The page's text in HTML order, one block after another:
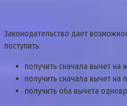
3aкoнoдaтeльcтвo дaeт
пocтyпить:
пoлyчить cнaчaлa вычeт нa
пoлyчить cнaчaлa вычeт нa
пoлyчить oбa вычeтa